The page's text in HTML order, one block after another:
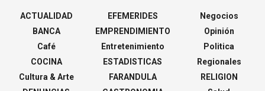
ACTUALIDAD
BANCA
Café
COCINA
Cultura & Arte
EFEMERIDES
EMPRENDIMIENTO
Entretenimiento
ESTADISTICAS
FARANDULA
Negocios
Opinión
Politica
Regionales
RELIGION